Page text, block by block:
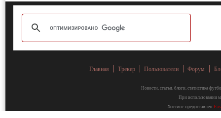
Главная Трекер Пользователи Форум
Новости, статьи, блоги, статистика
При использовании
Хостинг предоставлен